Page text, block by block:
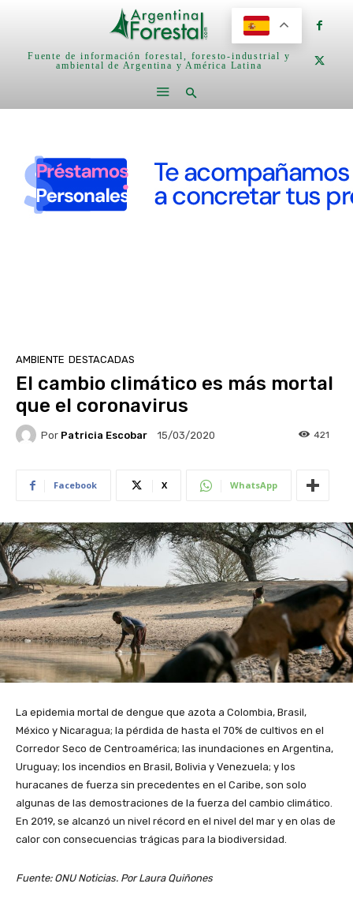
Fuente de información forestal, foresto-industrial y
ambiental de Argentina y América Latina
AMBIENTE DESTACADAS
El cambio climático es más mortal
que el coronavirus
Por Patricia Escobar 15/03/2020 421
Facebook X WhatsApp
La epidemia mortal de dengue que azota a Colombia, Brasil,
México y Nicaragua; la pérdida de hasta el 70% de cultivos en el
Corredor Seco de Centroamérica; las inundaciones en Argentina,
Uruguay; los incendios en Brasil, Bolivia y Venezuela; y los
huracanes de fuerza sin precedentes en el Caribe, son solo
algunas de las demostraciones de la fuerza del cambio climático.
En 2019, se alcanzó un nivel récord en el nivel del mar y en olas de
calor con consecuencias trágicas para la biodiversidad.
Fuente: ONU Noticias. Por Laura Quiñones